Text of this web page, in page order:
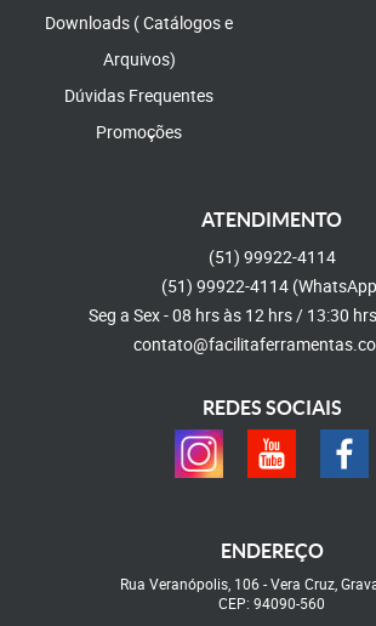
Downloads ( Catálogos e
Arquivos)
Dúvidas Frequentes
Promoções
ATENDIMENTO
(51) 99922-4114
(51) 99922-4114
Seg a Sex - 08 hrs às 12 hrs / 13:30
REDES SOCIAIS
ENDEREÇO
Rua Veranópolis, 106 -Vera Cruz,
CEP: 94090-560